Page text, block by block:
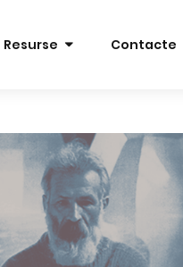
Resurse Contacte